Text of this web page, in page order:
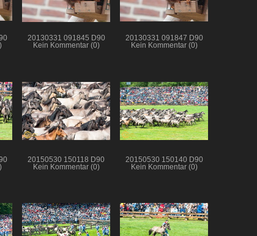
20130331 091845 D90
Kein Kommentar (0)
20130331 091847 D90
Kein Kommentar (0)
20150530 150118 D90
Kein Kommentar (0)
20150530 150140 D90
Kein Kommentar (0)